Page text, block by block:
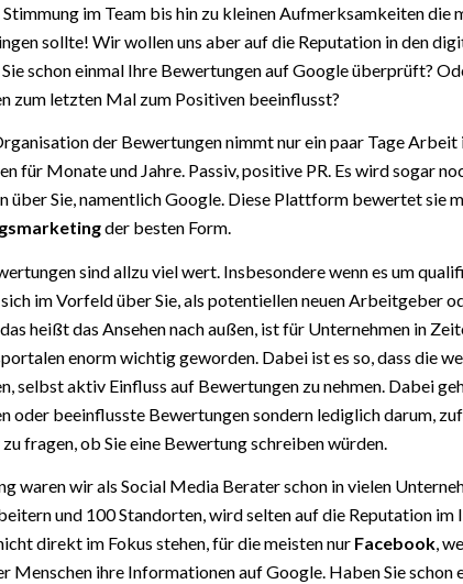
im Team bis hin zu kleinen Aufmerksamkeiten die
sollte! Wir wollen uns aber auf die Reputation in den
schon einmal Ihre Bewertungen auf Google überprüft?
zum letzten Mal zum Positiven beeinflusst?
der Bewertungen nimmt nur ein paar Tage
für Monate und Jahre. Passiv, positive PR. Es wird sogar
über Sie, namentlich Google. Diese Plattform bewertet sie
der besten Form.
sind allzu viel wert. Insbesondere wenn es um
im Vorfeld über Sie, als potentiellen neuen Arbeitgeber
heißt das Ansehen nach außen, ist für Unternehmen in
enorm wichtig geworden. Dabei ist es so, dass die
selbst aktiv Einfluss auf Bewertungen zu nehmen. Dabei
oder beeinflusste Bewertungen sondern lediglich darum,
fragen, ob Sie eine Bewertung schreiben würden.
waren wir als Social Media Berater schon in vielen
und 100 Standorten, wird selten auf die Reputation im
direkt im Fokus stehen, für die meisten nur Facebook,
Menschen ihre Informationen auf Google. Haben Sie